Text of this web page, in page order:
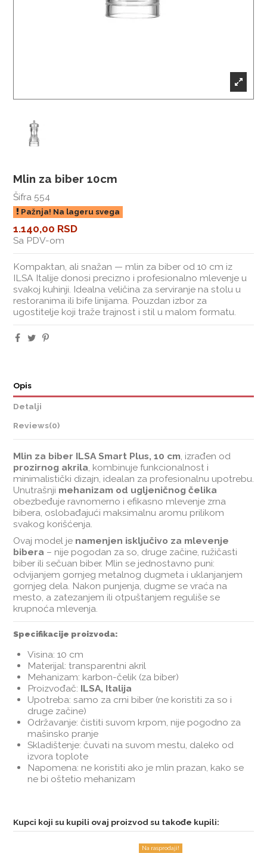
Mlin za biber 10cm
Šifra 554
Pažnja! Na lageru svega
1.140,00 RSD
Sa PDV-om
Kompaktan, ali snažan — mlin za biber od 10 cm iz
ILSA Italije donosi precizno i profesionalno mlevenje u
svakoj kuhinji. Idealna veličina za serviranje na stolu u
restoranima ili bife linijama. Pouzdan izbor za
ugostitelje koji traže trajnost i stil u malom formatu.
Opis
Detalji
Reviews(0)
Mlin za biber ILSA Smart Plus, 10 cm , izrađen od
prozirnog akrila , kombinuje funkcionalnost i
minimalistički dizajn, idealan za profesionalnu upotrebu.
Unutrašnji mehanizam od ugljeničnog čelika
obezbeđuje ravnomerno i efikasno mlevenje zrna
bibera, oslobađajući maksimalnu aromu prilikom
svakog korišćenja.
Ovaj model je namenjen isključivo za mlevenje
bibera – nije pogodan za so, druge začine, ružičasti
biber ili sečuan biber. Mlin se jednostavno puni:
odvijanjem gornjeg metalnog dugmeta i uklanjanjem
gornjeg dela. Nakon punjenja, dugme se vraća na
mesto, a zatezanjem ili otpuštanjem reguliše se
krupnoća mlevenja.
Specifikacije proizvoda:
Visina: 10 cm
Materijal: transparentni akril
Mehanizam: karbon-čelik (za biber)
Proizvođač: ILSA, Italija
Upotreba: samo za crni biber (ne koristiti za so i
druge začine)
Održavanje: čistiti suvom krpom, nije pogodno za
mašinsko pranje
Skladištenje: čuvati na suvom mestu, daleko od
izvora toplote
Napomena: ne koristiti ako je mlin prazan, kako se
ne bi oštetio mehanizam
Kupci koji su kupili ovaj proizvod su takođe kupili:
Na rasprodaji!